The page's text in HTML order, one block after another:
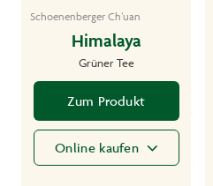
Schoenenberger Ch’uan
Himalaya
Grüner Tee
Zum Produkt
Online kaufen